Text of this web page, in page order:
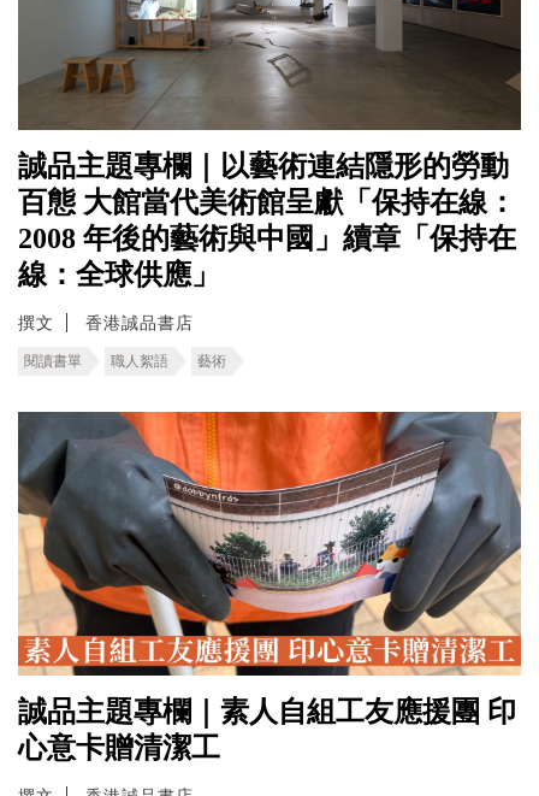
誠品主題專欄｜以藝術連結隱形的勞動
百態 ⼤館當代美術館呈獻「保持在線：
2008 年後的藝術與中國」續章「保持在
線：全球供應」
撰文 香港誠品書店
閱讀書單 職人絮語 藝術
誠品主題專欄｜素人自組工友應援團 印
心意卡贈清潔工